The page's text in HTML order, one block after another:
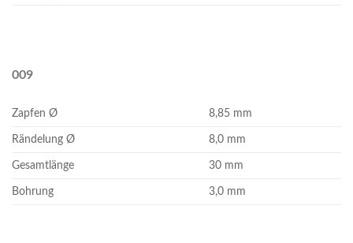
009
Zapfen Ø 8,85 mm
Rändelung Ø 8,0 mm
Gesamtlänge 30 mm
Bohrung 3,0 mm